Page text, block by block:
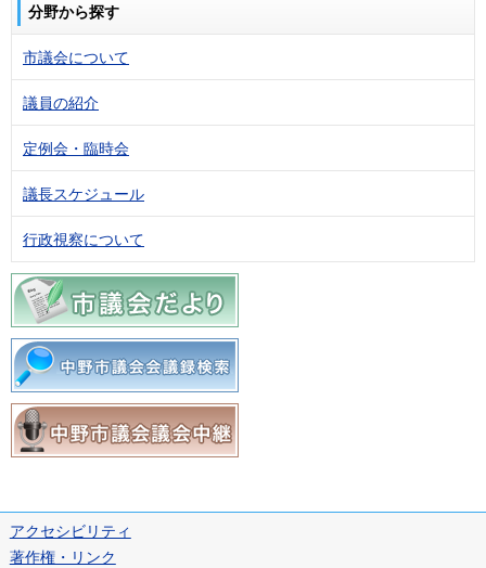
分野から探す
市議会について
議員の紹介
定例会・臨時会
議長スケジュール
行政視察について
アクセシビリティ
著作権・リンク